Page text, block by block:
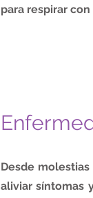
para respirar
Desde
aliviar síntomas